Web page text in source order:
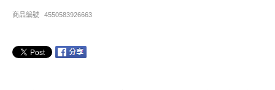
商品編號 4550583926663